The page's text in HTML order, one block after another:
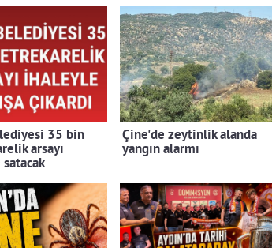
35 bin
arsayı
Çine'de zeytinlik alanda
yangın alarmı